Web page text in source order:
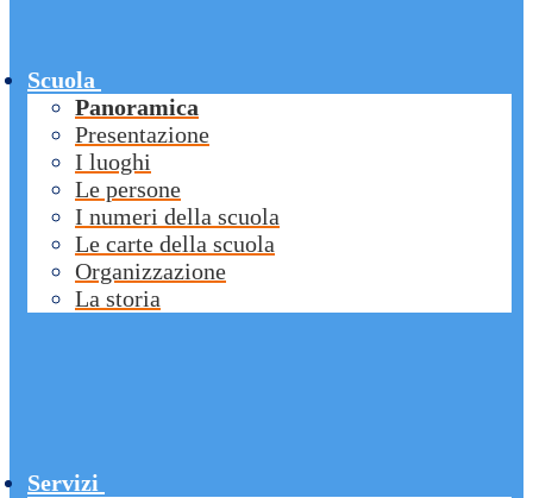
Scuola
Panoramica
Presentazione
I luoghi
Le persone
I numeri della scuola
Le carte della scuola
Organizzazione
La storia
Servizi